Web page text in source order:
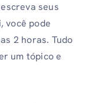
seus
você pode
2 horas. Tudo
um tópico e